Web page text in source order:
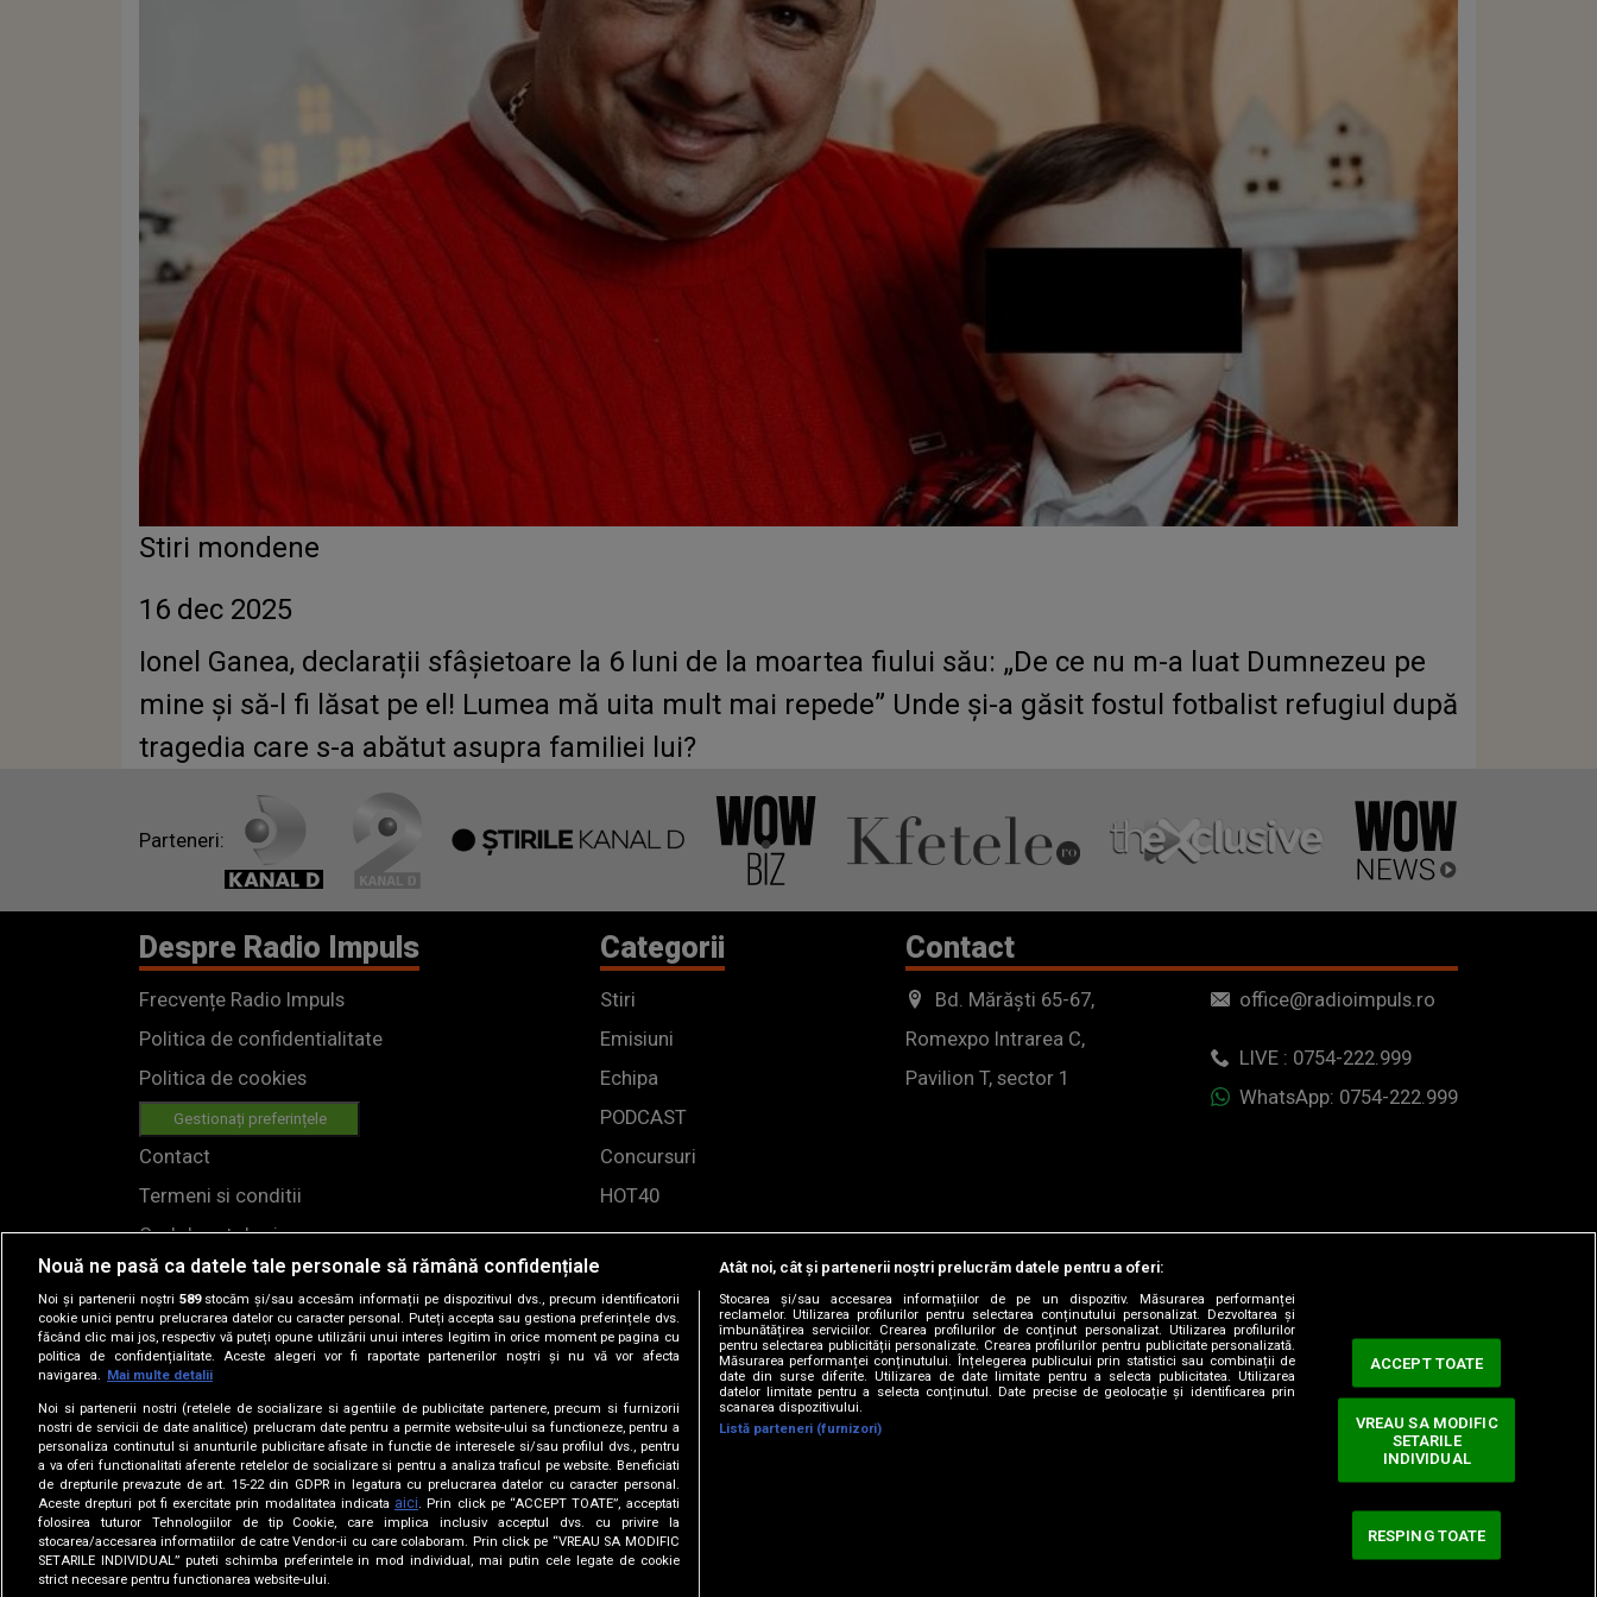
Stiri mondene
16 dec 2025
Ionel Ganea, declarații sfâșietoare la 6 luni de la moartea fiului său: „De ce nu m-a luat Dumnezeu pe
mine și să-l fi lăsat pe el! Lumea mă uita mult mai repede” Unde și-a găsit fostul fotbalist refugiul după
tragedia care s-a abătut asupra familiei lui?
Parteneri:
Despre Radio Impuls
Frecvențe Radio Impuls
Politica de confidentialitate
Politica de cookies
Gestionați preferințele
Contact
Termeni si conditii
Cod deontologic
Regulamente
Categorii
Stiri
Emisiuni
Echipa
PODCAST
Concursuri
HOT40
Contact
Bd. Mărăști 65-67,
Romexpo Intrarea C,
Pavilion T, sector 1
office@radioimpuls.ro
LIVE : 0754-222.999
WhatsApp: 0754-222.999
© 2019-2026 DOGAN MEDIA INTERNATIONAL SA, Toate drepturile rezervate.
Loading...
HIT SIESTA
Nouă ne pasă ca datele tale personale să rămână confidențiale
Noi și partenerii noștri 589stocăm și/sau accesăm informații pe dispozitivul dvs., precum identificatorii
cookie unici pentru prelucrarea datelor cu caracter personal. Puteți accepta sau gestiona preferințele dvs.
făcând clic mai jos, respectiv vă puteți opune utilizării unui interes legitim în orice moment pe pagina cu
politica de confidențialitate. Aceste alegeri vor fi raportate partenerilor noștri și nu vă vor afecta
navigarea.
Mai multe detalii
Noi si partenerii nostri (retelele de socializare si agentiile de publicitate partenere, precum si furnizorii
nostri de servicii de date analitice) prelucram date pentru a permite website-ului sa functioneze, pentru a
personaliza continutul si anunturile publicitare afisate in functie de interesele si/sau profilul dvs., pentru
a va oferi functionalitati aferente retelelor de socializare si pentru a analiza traficul pe website. Beneficiati
de drepturile prevazute de art. 15-22 din GDPR in legatura cu prelucrarea datelor cu caracter personal.
Aceste drepturi pot fi exercitate prin modalitatea indicata aici. Prin click pe “ACCEPT TOATE”, acceptati
folosirea tuturor Tehnologiilor de tip Cookie, care implica inclusiv acceptul dvs. cu privire la
stocarea/accesarea informatiilor de catre Vendor-ii cu care colaboram. Prin click pe “VREAU SA MODIFIC
SETARILE INDIVIDUAL” puteti schimba preferintele in mod individual, mai putin cele legate de cookie
strict necesare pentru functionarea website-ului.
Atât noi, cât și partenerii noștri prelucrăm datele pentru a oferi:
Stocarea și/sau accesarea informațiilor de pe un dispozitiv. Măsurarea performanței
reclamelor. Utilizarea profilurilor pentru selectarea conținutului personalizat. Dezvoltarea și
îmbunătățirea serviciilor. Crearea profilurilor de conținut personalizat. Utilizarea profilurilor
pentru selectarea publicității personalizate. Crearea profilurilor pentru publicitate personalizată.
Măsurarea performanței conținutului. Înțelegerea publicului prin statistici sau combinații de
date din surse diferite. Utilizarea de date limitate pentru a selecta publicitatea. Utilizarea
datelor limitate pentru a selecta conținutul. Date precise de geolocație și identificarea prin
scanarea dispozitivului.
Listă parteneri (furnizori)
ACCEPT TOATE
RESPING TOATE
VREAU SA MODIFIC
SETARILE
INDIVIDUAL